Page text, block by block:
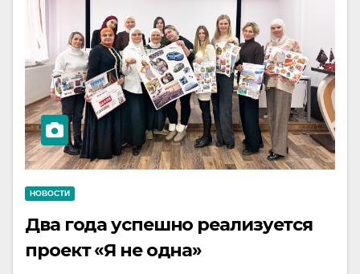
НОВОСТИ
Два года успешно реализуется
проект «Я не одна»